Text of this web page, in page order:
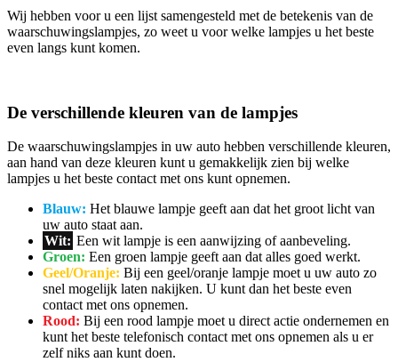
Wij hebben voor u een lijst samengesteld met de betekenis van de
waarschuwingslampjes, zo weet u voor welke lampjes u het beste
even langs kunt komen.
De verschillende kleuren van de lampjes
De waarschuwingslampjes in uw auto hebben verschillende kleuren,
aan hand van deze kleuren kunt u gemakkelijk zien bij welke
lampjes u het beste contact met ons kunt opnemen.
Blauw: Het blauwe lampje geeft aan dat het groot licht van
uw auto staat aan.
Wit: Een wit lampje is een aanwijzing of aanbeveling.
Groen: Een groen lampje geeft aan dat alles goed werkt.
Geel/Oranje: Bij een geel/oranje lampje moet u uw auto zo
snel mogelijk laten nakijken. U kunt dan het beste even
contact met ons opnemen.
Rood: Bij een rood lampje moet u direct actie ondernemen en
kunt het beste telefonisch contact met ons opnemen als u er
zelf niks aan kunt doen.